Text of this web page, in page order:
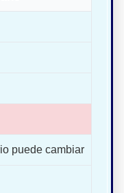
puede cambiar